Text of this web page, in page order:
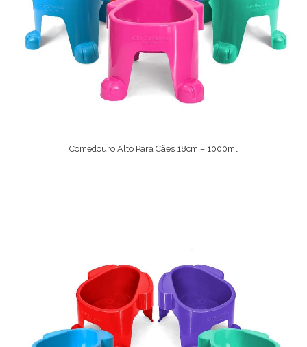
Comedouro Alto Para Cães 18cm – 1000ml
Ver Opções